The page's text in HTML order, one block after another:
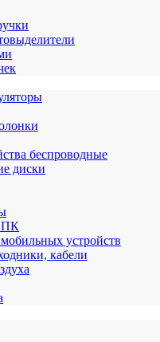
беспроводные
диски
ПК
устройств
кабели